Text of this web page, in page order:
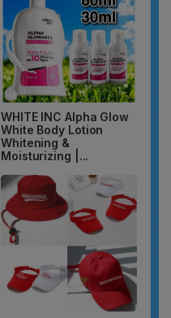
WHITE INC Alpha Glow
White Body Lotion
Whitening &
Moisturizing |...